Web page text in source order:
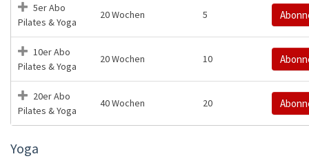
5er Abo
Pilates & Yoga
20 Wochen 5
10er Abo
Pilates & Yoga
20 Wochen 10
20er Abo
Pilates & Yoga
40 Wochen 20
Yoga